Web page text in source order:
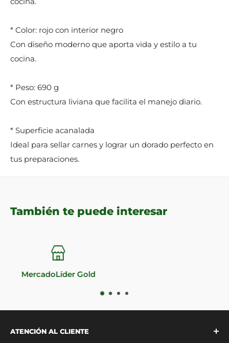
* Color: rojo con interior negro
Con diseño moderno que aporta vida y estilo a tu
cocina.
* Peso: 690 g
Con estructura liviana que facilita el manejo diario.
* Superficie acanalada
Ideal para sellar carnes y lograr un dorado perfecto en
tus preparaciones.
También te puede interesar
Impecable reputación
ATENCIÓN AL CLIENTE